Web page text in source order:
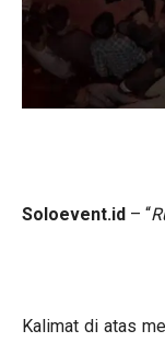
Soloevent.id – “
Kalimat di atas